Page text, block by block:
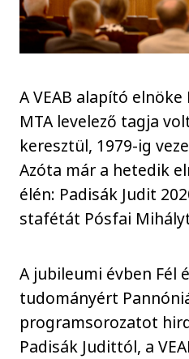
A VEAB alapító elnöke
MTA levelező tagja
keresztül, 1979-ig
Azóta már a hetedik
élén: Padisák Judit
stafétát Pósfai
A jubileumi évben Fél
tudományért
programsorozatot
Padisák Judittól, a